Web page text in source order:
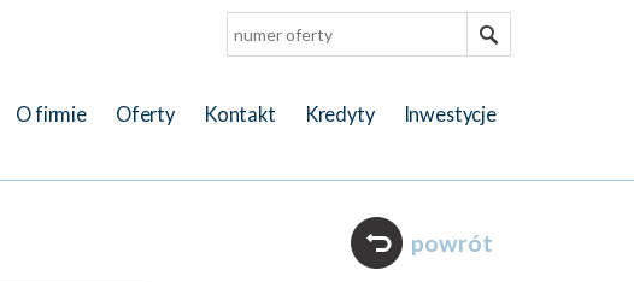
O firmie Oferty Kontakt Kredyty Inwestycje
powrót